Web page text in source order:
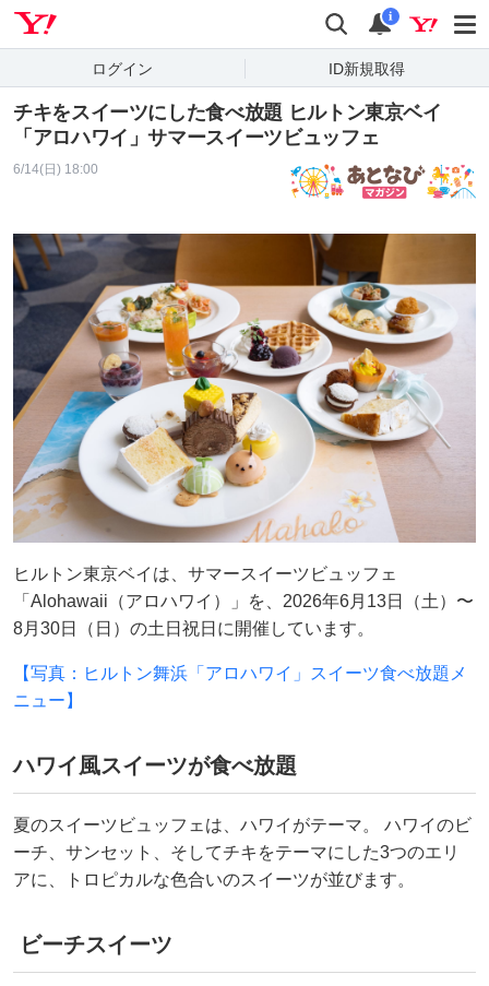
検索 通知
i
ログイン ID新規取得
チキをスイーツにした食べ放題 ヒルトン東京ベイ
「アロハワイ」サマースイーツビュッフェ
6/14(日) 18:00
ヒルトン東京ベイは、サマースイーツビュッフェ
「Alohawaii（アロハワイ）」を、2026年6月13日（土）〜
8月30日（日）の土日祝日に開催しています。
【写真：ヒルトン舞浜「アロハワイ」スイーツ食べ放題メ
ニュー】
ハワイ風スイーツが食べ放題
夏のスイーツビュッフェは、ハワイがテーマ。 ハワイのビ
ーチ、サンセット、そしてチキをテーマにした3つのエリ
アに、トロピカルな色合いのスイーツが並びます。
ビーチスイーツ